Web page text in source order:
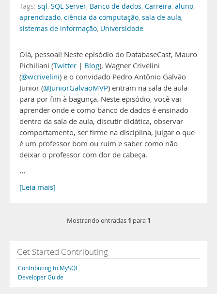
Tags: sql, SQL Server, Banco de dados, Carreira, aluno,
aprendizado, ciência da computação, sala de aula,
sistemas de informação, Universidade
Olá, pessoal! Neste episódio do DatabaseCast, Mauro
Pichiliani (Twitter | Blog), Wagner Crivelini
(@wcrivelini) e o convidado Pedro Antônio Galvão
Junior (@JuniorGalvaoMVP) entram na sala de aula
para por fim à bagunça. Neste episódio, você vai
aprender onde e como banco de dados é ensinado
dentro da sala de aula, discutir didática, observar
comportamento, ser firme na disciplina, julgar o que
é um professor bom ou ruim e saber como não
deixar o professor com dor de cabeça.
…
[Leia mais]
Mostrando entradas 1 para 1
Get Started Contributing
Contributing to MySQL
Developer Guide